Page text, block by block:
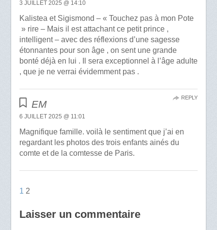
3 JUILLET 2025 @ 14:10
Kalistea et Sigismond – « Touchez pas à mon Pote
» rire – Mais il est attachant ce petit prince ,
intelligent – avec des réflexions d’une sagesse
étonnantes pour son âge , on sent une grande
bonté déjà en lui . Il sera exceptionnel à l’âge adulte
, que je ne verrai évidemment pas .
EM
6 JUILLET 2025 @ 11:01
Magnifique famille. voilà le sentiment que j’ai en
regardant les photos des trois enfants ainés du
comte et de la comtesse de Paris.
REPLY
1 2
Laisser un commentaire